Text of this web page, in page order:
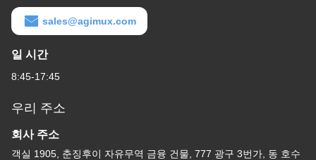
sales@agimux.com
일 시간
8:45-17:45
우리 주소
회사 주소
객실 1905, 춘징후이 자유무역 금융 건물, 777 광구 3번가, 동 호수